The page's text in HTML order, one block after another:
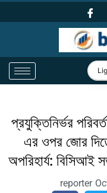
প্রযুক্তিনির্ভর
এর ওপর জোর
অপরিহার্য:
reporter